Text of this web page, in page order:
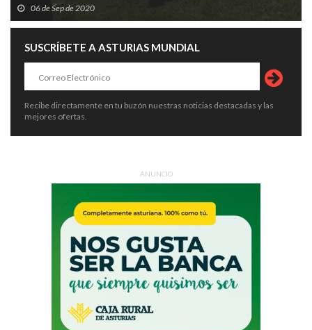
06 de Sep de 2020
SUSCRÍBETE A ASTURIAS MUNDIAL
Recibe directamente en tu buzón nuestras noticias destacadas y las
mejores ofertas.
ANUNCIO